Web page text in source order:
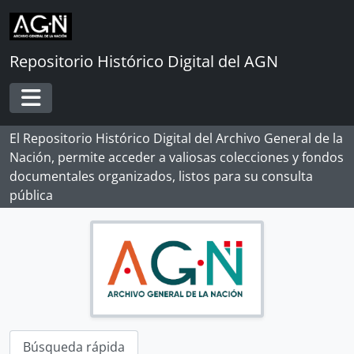
Skip to main content
Repositorio Histórico Digital del AGN
Toggle navigation
El Repositorio Histórico Digital del Archivo General de la
Nación, permite acceder a valiosas colecciones y fondos
documentales organizados, listos para su consulta
pública
Búsqueda rápida
[Colección] MISCELÁNEA
[Sección] CORRESPONDENCIA
[Sección] DOCUMENTOS ADMINISTRATIVOS, POLÍTICOS Y ECLESIÁSTICOS
[Sección] DOCUMENTOS PARTICULARES
[Unidad documental simple] Relación de plata labrada
[Unidad documental simple] Recepción de un ejemplar de proclama
[Unidad documental simple] Relación de carga
[Unidad documental simple] Pésame/Asuntos particulares y eclesiásticos